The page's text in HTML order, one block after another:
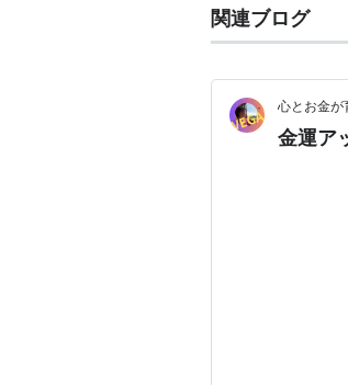
関連ブログ
心とお金が
金運ア